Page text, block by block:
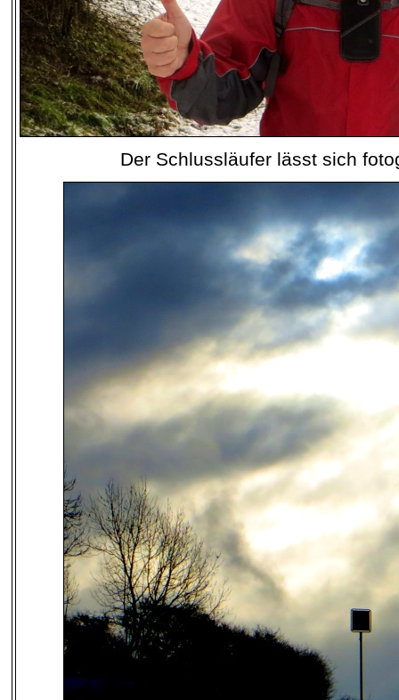
Der Schlussläufer lässt sich